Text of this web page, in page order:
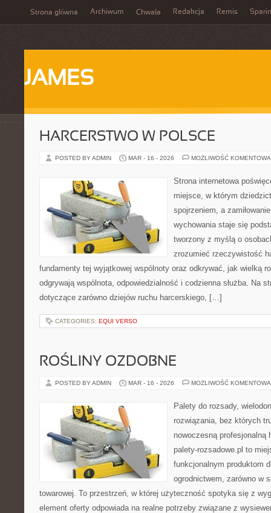
Strona główna Archiwum Chwała Redakcja Remis
JAMES
HARCERSTWO W POLSCE
POSTED BY ADMIN MAR - 16 - 2026 MOŻLIWOŚĆ
Strona internetowa
miejsce, w którym
spojrzeniem, a
wychowania staje się
tworzony z myślą o
zrozumieć rzeczywistość
fundamenty tej wyjątkowej wspólnoty oraz odkrywać, jak wielką
odgrywają wspólnota, odpowiedzialność i codzienna służba. Na
dotyczące zarówno dziejów ruchu harcerskiego, […]
CATEGORIES: EQUI VERSO
ROŚLINY OZDOBNE
POSTED BY ADMIN MAR - 16 - 2026 MOŻLIWOŚĆ
Palety do rozsady,
rozwiązania, bez których
nowoczesną profesjonalną
palety-rozsadowe.pl to
funkcjonalnym produktom
ogrodnictwem, zarówno w
towarowej. To przestrzeń, w której użyteczność spotyka się z
element oferty odpowiada na realne potrzeby związane z